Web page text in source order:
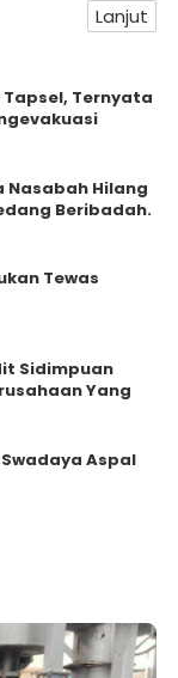
Lanjut
Ternyata
Nasabah Hilang
Beribadah.
Tewas
Sidimpuan
Yang
Aspal